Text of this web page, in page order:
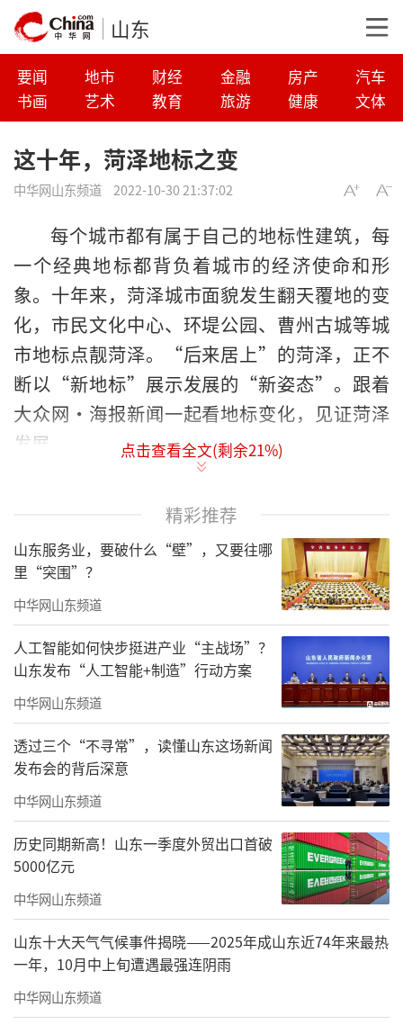
山东
要闻 地市 财经 金融 房产
汽车
书画
艺术 教育 旅游 健康 文体
这十年，菏泽地标之变
中华网山东频道 2022-10-30 21:37:02
每个城市都有属于自己的地标性建筑，每
一个经典地标都背负着城市的经济使命和形
象。十年来，菏泽城市面貌发生翻天覆地的变
化，市民文化中心、环堤公园、曹州古城等城
市地标点靓菏泽。“后来居上”的菏泽，正不
断以“新地标”展示发展的“新姿态”。跟着
大众网·海报新闻一起看地标变化，见证菏泽
发展。
点击查看全文(剩余21%)
精彩推荐
山东服务业，要破什么“壁”，又要往哪
里“突围”？
中华网山东频道
人工智能如何快步挺进产业“主战场”？
山东发布“人工智能+制造”行动方案
中华网山东频道
透过三个“不寻常”，读懂山东这场新闻
发布会的背后深意
中华网山东频道
历史同期新高！山东一季度外贸出口首破
5000亿元
中华网山东频道
山东十大天气气候事件揭晓——2025年成山东近74年来最热
一年，10月中上旬遭遇最强连阴雨
中华网山东频道